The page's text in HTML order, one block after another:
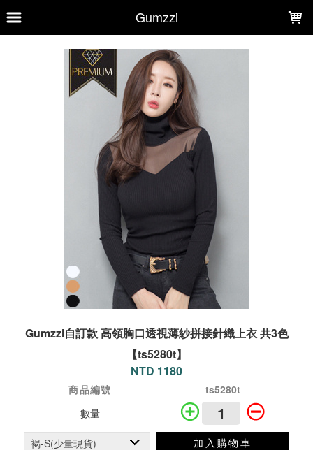
Gumzzi
Gumzzi自訂款 高領胸口透視薄紗拼接針織上衣 共3色
【ts5280t】
NTD 1180
商品編號
ts5280t
數量
加入購物車